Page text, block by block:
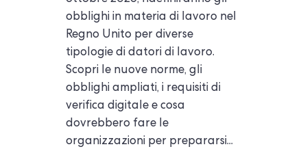
obblighi in materia di lavoro nel
Regno Unito per diverse
tipologie di datori di lavoro.
Scopri le nuove norme, gli
obblighi ampliati, i requisiti di
verifica digitale e cosa
dovrebbero fare le
organizzazioni per prepararsi...